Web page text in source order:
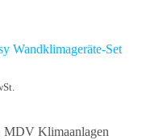
Wandklimageräte-Set
€
MDV Klimaanlagen